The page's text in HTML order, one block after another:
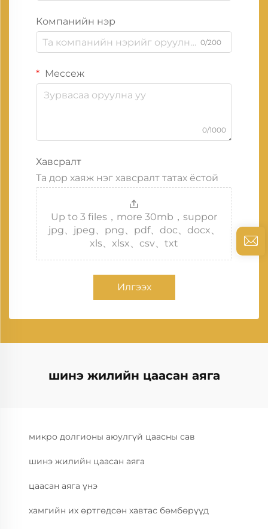
Компанийн нэр
0/200
Мессеж
0/1000
Хавсралт
Та дор хаяж нэг хавсралт татах ёстой
Up to 3 files，more 30mb，suppor
jpg、jpeg、png、pdf、doc、docx、
xls、xlsx、csv、txt
Илгээх
шинэ жилийн цаасан аяга
микро долгионы аюулгүй цаасны сав
шинэ жилийн цаасан аяга
цаасан аяга үнэ
хамгийн их өртгөдсөн хавтас бөмбөрүүд